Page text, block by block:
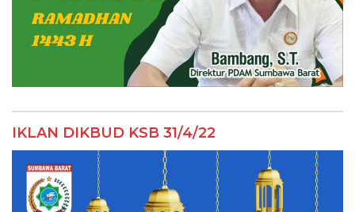
IKLAN DIKBUD KSB 31/4/22